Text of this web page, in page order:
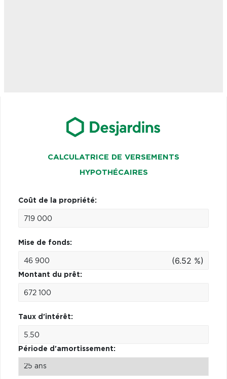
CALCULATRICE DE VERSEMENTS
HYPOTHÉCAIRES
Coût de la propriété:
Mise de fonds:
(6.52 %)
Montant du prêt:
Taux d'intérêt:
Période d'amortissement: